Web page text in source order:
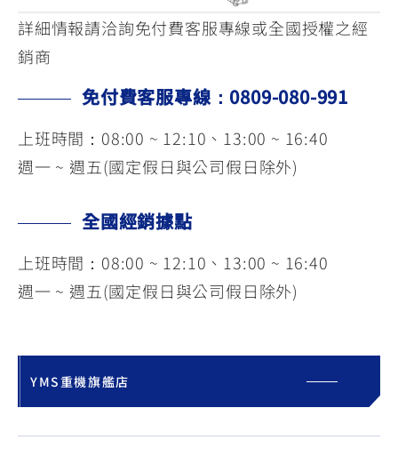
詳細情報請洽詢免付費客服專線或全國授權之經
銷商
免付費客服專線：0809-080-991
上班時間：08:00 ~ 12:10、13:00 ~ 16:40
週一 ~ 週五(國定假日與公司假日除外)
全國經銷據點
上班時間：08:00 ~ 12:10、13:00 ~ 16:40
週一 ~ 週五(國定假日與公司假日除外)
YMS重機旗艦店